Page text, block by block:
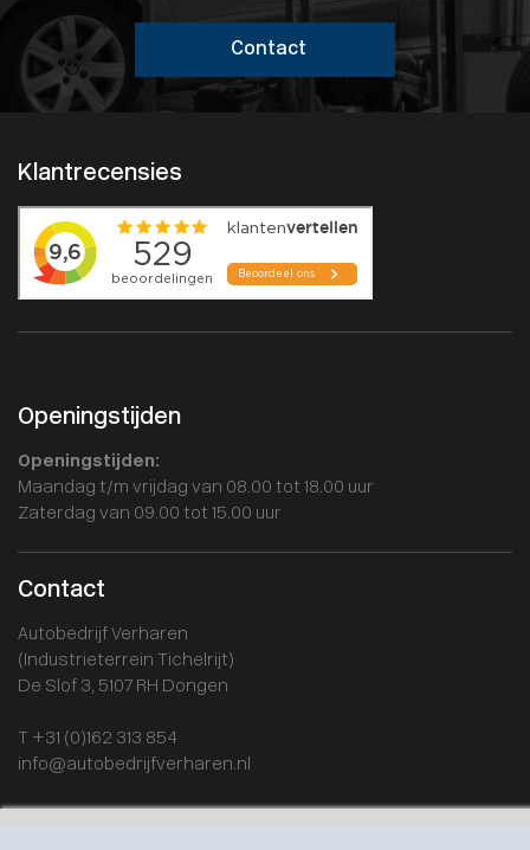
Contact
Klantrecensies
Openingstijden
Openingstijden:
Maandag t/m vrijdag van 08.00 tot 18.00 uur
Zaterdag van 09.00 tot 15.00 uur
Contact
Autobedrijf Verharen
(Industrieterrein Tichelrijt)
De Slof 3, 5107 RH Dongen
T +31 (0)162 313 854
info@autobedrijfverharen.nl